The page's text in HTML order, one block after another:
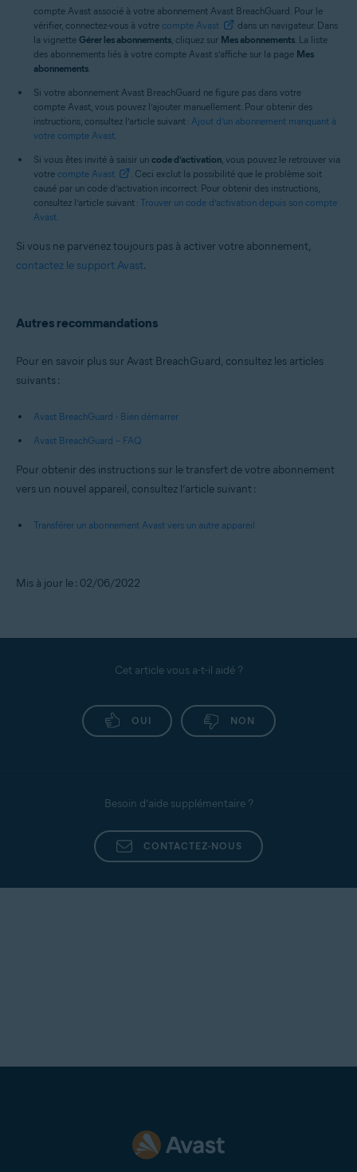
compte Avast associé à votre abonnement Avast BreachGuard. Pour le
vérifier, connectez-vous à votre compte Avast
dans un navigateur. Dans
la vignette Gérer les abonnements , cliquez sur Mes abonnements . La liste
des abonnements liés à votre compte Avast s’affiche sur la page Mes
abonnements
Si votre abonnement Avast BreachGuard ne figure pas dans votre
compte Avast, vous pouvez l’ajouter manuellement. Pour obtenir des
instructions, consultez l’article suivant : Ajout d’un abonnement manquant à
votre compte Avast
Si vous êtes invité à saisir un code d’activation , vous pouvez le retrouver via
votre compte Avast
. Ceci exclut la possibilité que le problème soit
causé par un code d’activation incorrect. Pour obtenir des instructions,
consultez l’article suivant : Trouver un code d’activation depuis son compte
Avast
Si vous ne parvenez toujours pas à activer votre abonnement,
contactez le support Avast.
Autres recommandations
Pour en savoir plus sur Avast BreachGuard, consultez les articles
suivants :
Avast BreachGuard - Bien démarrer
Avast BreachGuard – FAQ
Pour obtenir des instructions sur le transfert de votre abonnement
vers un nouvel appareil, consultez l’article suivant :
Transférer un abonnement Avast vers un autre appareil
Mis à jour le : 02/06/2022
Cet article vous a-t-il aidé ?
OUI NON
Besoin d’aide supplémentaire ?
CONTACTEZ-NOUS